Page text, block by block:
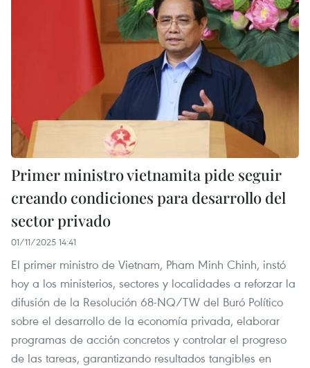
Primer ministro vietnamita pide seguir
creando condiciones para desarrollo del
sector privado
01/11/2025 14:41
El primer ministro de Vietnam, Pham Minh Chinh, instó
hoy a los ministerios, sectores y localidades a reforzar la
difusión de la Resolución 68-NQ/TW del Buró Político
sobre el desarrollo de la economía privada, elaborar
programas de acción concretos y controlar el progreso
de las tareas, garantizando resultados tangibles en